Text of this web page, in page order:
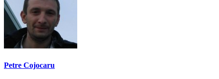
Petre Cojocaru